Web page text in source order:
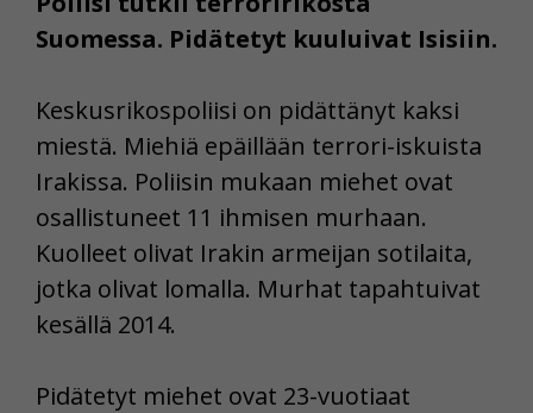
Suomessa. Pidätetyt kuuluivat Isisiin.
Keskusrikospoliisi on pidättänyt kaksi
miestä. Miehiä epäillään terrori-iskuista
Irakissa. Poliisin mukaan miehet ovat
osallistuneet 11 ihmisen murhaan.
Kuolleet olivat Irakin armeijan sotilaita,
jotka olivat lomalla. Murhat tapahtuivat
kesällä 2014.
Pidätetyt miehet ovat 23-vuotiaat